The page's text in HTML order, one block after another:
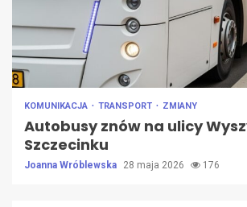
KOMUNIKACJA TRANSPORT ZMIANY
Autobusy znów na ulicy
Szczecinku
Joanna Wróblewska 28 maja 2026 176